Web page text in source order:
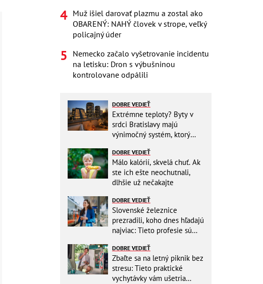
Muž išiel darovať plazmu a zostal ako
OBARENÝ: NAHÝ človek v strope, veľký
policajný úder
Nemecko začalo vyšetrovanie incidentu
na letisku: Dron s výbušninou
kontrolovane odpálili
DOBRE VEDIEŤ
Extrémne teploty? Byty v
srdci Bratislavy majú
výnimočný systém, ktorý
DOBRE VEDIEŤ
Málo kalórií, skvelá chuť. Ak
ste ich ešte neochutnali,
dlhšie už nečakajte
DOBRE VEDIEŤ
Slovenské železnice
prezradili, koho dnes hľadajú
najviac: Tieto profesie sú
DOBRE VEDIEŤ
Zbaľte sa na letný piknik bez
stresu: Tieto praktické
vychytávky vám ušetria